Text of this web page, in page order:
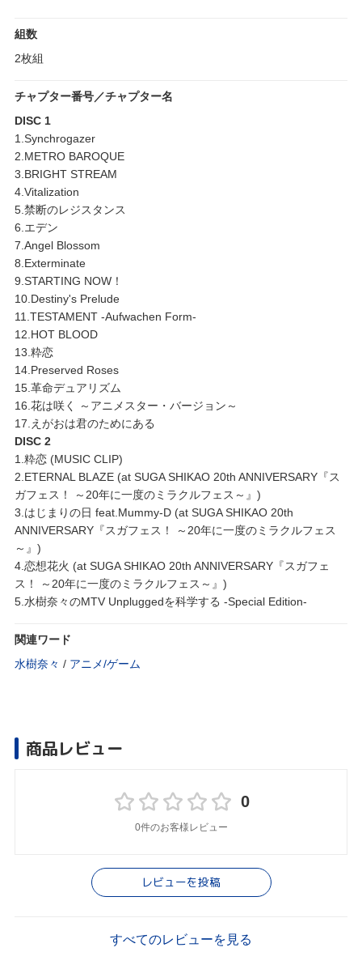
組数
2枚組
チャプター番号／チャプター名
DISC 1
1.Synchrogazer
2.METRO BAROQUE
3.BRIGHT STREAM
4.Vitalization
5.禁断のレジスタンス
6.エデン
7.Angel Blossom
8.Exterminate
9.STARTING NOW！
10.Destiny's Prelude
11.TESTAMENT -Aufwachen Form-
12.HOT BLOOD
13.粋恋
14.Preserved Roses
15.革命デュアリズム
16.花は咲く ～アニメスター・バージョン～
17.えがおは君のためにある
DISC 2
1.粋恋 (MUSIC CLIP)
2.ETERNAL BLAZE (at SUGA SHIKAO 20th ANNIVERSARY『ス
ガフェス！ ～20年に一度のミラクルフェス～』)
3.はじまりの日 feat.Mummy-D (at SUGA SHIKAO 20th
ANNIVERSARY『スガフェス！ ～20年に一度のミラクルフェス
～』)
4.恋想花火 (at SUGA SHIKAO 20th ANNIVERSARY『スガフェ
ス！ ～20年に一度のミラクルフェス～』)
5.水樹奈々のMTV Unpluggedを科学する -Special Edition-
関連ワード
水樹奈々 / アニメ/ゲーム
商品レビュー
0
0件のお客様レビュー
レビューを投稿
すべてのレビューを見る